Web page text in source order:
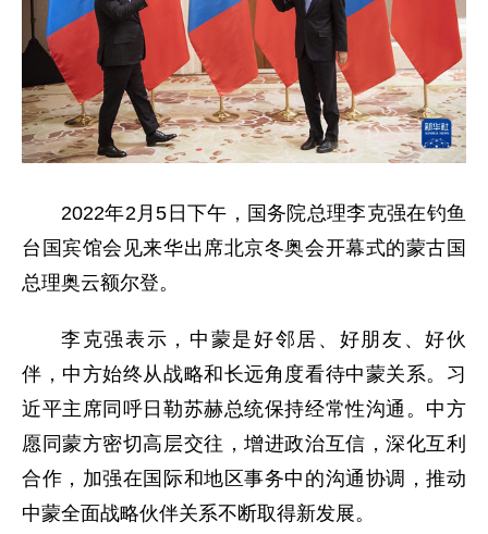
2022年2月5日下午，国务院总理李克强在钓鱼
台国宾馆会见来华出席北京冬奥会开幕式的蒙古国
总理奥云额尔登。
李克强表示，中蒙是好邻居、好朋友、好伙
伴，中方始终从战略和长远角度看待中蒙关系。习
近平主席同呼日勒苏赫总统保持经常性沟通。中方
愿同蒙方密切高层交往，增进政治互信，深化互利
合作，加强在国际和地区事务中的沟通协调，推动
中蒙全面战略伙伴关系不断取得新发展。